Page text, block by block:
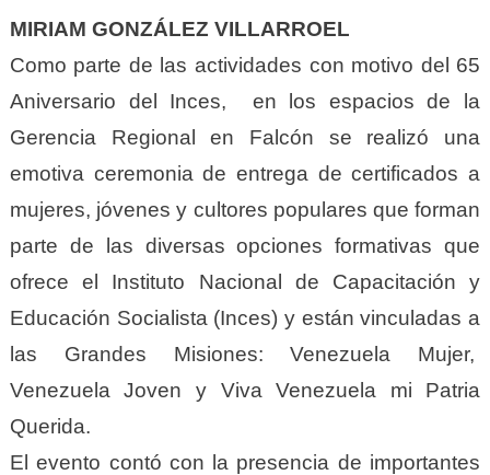
MIRIAM GONZÁLEZ VILLARROEL
Como parte de las actividades con motivo del 65
Aniversario del Inces, en los espacios de la
Gerencia Regional en Falcón se realizó una
emotiva ceremonia de entrega de certificados a
mujeres, jóvenes y cultores populares que forman
parte de las diversas opciones formativas que
ofrece el Instituto Nacional de Capacitación y
Educación Socialista (Inces) y están vinculadas a
las Grandes Misiones: Venezuela Mujer,
Venezuela Joven y Viva Venezuela mi Patria
Querida.
El evento contó con la presencia de importantes